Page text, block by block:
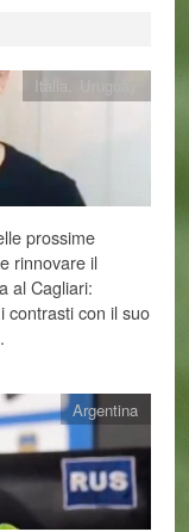
Italia
prossime
rinnovare il
al Cagliari:
contrasti con il suo
Argentina